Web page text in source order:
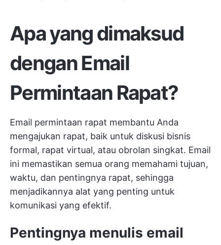
Apa yang dimaksud
dengan Email
Permintaan Rapat?
Email permintaan rapat membantu Anda
mengajukan rapat, baik untuk diskusi bisnis
formal, rapat virtual, atau obrolan singkat. Email
ini memastikan semua orang memahami tujuan,
waktu, dan pentingnya rapat, sehingga
menjadikannya alat yang penting untuk
komunikasi yang efektif.
Pentingnya menulis email